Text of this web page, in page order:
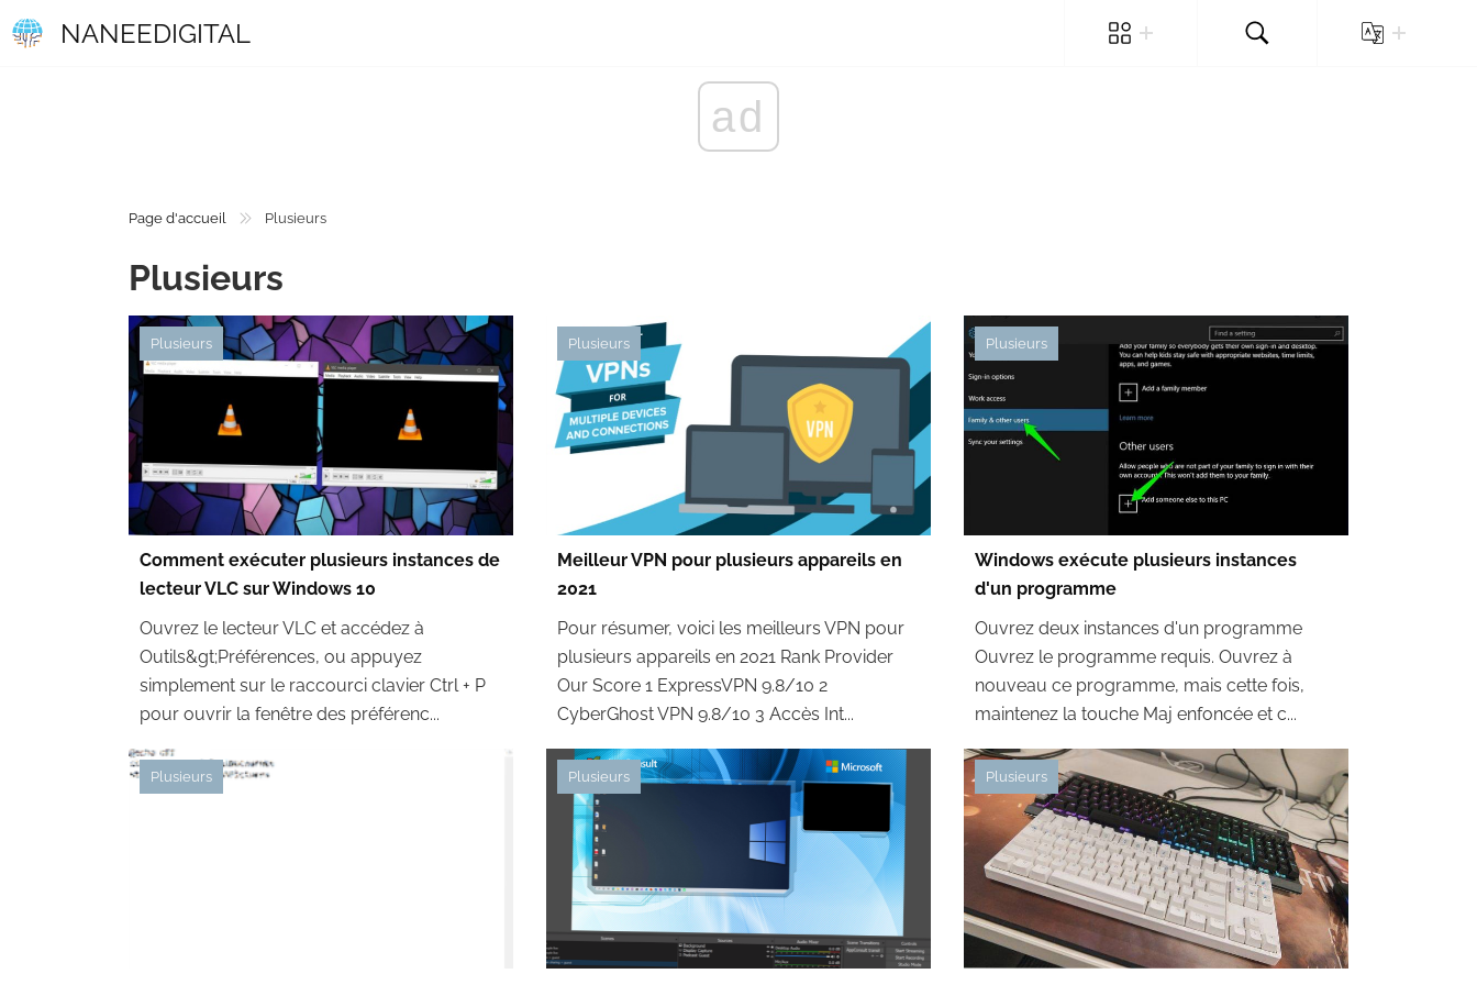
NANEEDIGITAL
ad
Page d'accueil Plusieurs
Plusieurs
Plusieurs
Comment exécuter plusieurs instances de
lecteur VLC sur Windows 10
Ouvrez le lecteur VLC et accédez à
Outils&gt;Préférences, ou appuyez
simplement sur le raccourci clavier Ctrl + P
pour ouvrir la fenêtre des préférenc...
Plusieurs
Meilleur VPN pour plusieurs appareils en
2021
Pour résumer, voici les meilleurs VPN pour
plusieurs appareils en 2021 Rank Provider
Our Score 1 ExpressVPN 9.8/10 2
CyberGhost VPN 9.8/10 3 Accès Int...
Plusieurs
Windows exécute plusieurs instances
d'un programme
Ouvrez deux instances d'un programme
Ouvrez le programme requis. Ouvrez à
nouveau ce programme, mais cette fois,
maintenez la touche Maj enfoncée et c...
Plusieurs Plusieurs Plusieurs